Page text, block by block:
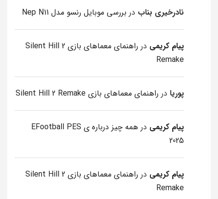
نادرخیری بناب در بررسی موبایل رنسو مدل Nep N11
پیام کریمی در
راهنمای معماهای بازی Silent Hill 2
Remake
پوریا در راهنمای معماهای بازی Silent Hill 2 Remake
پیام کریمی در
همه چیز درباره ی EFootball PES
2025
پیام کریمی در
راهنمای معماهای بازی Silent Hill 2
Remake